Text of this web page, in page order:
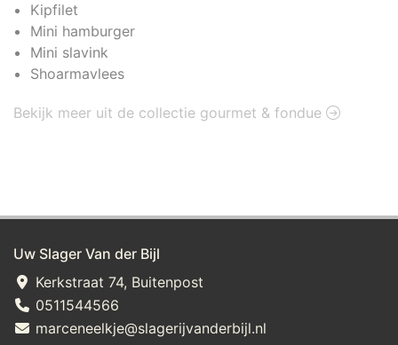
Kipfilet
Mini hamburger
Mini slavink
Shoarmavlees
Bekijk meer uit de collectie gourmet & fondue
Uw Slager Van der Bijl
Kerkstraat 74, Buitenpost
0511544566
marceneelkje@slagerijvanderbijl.nl